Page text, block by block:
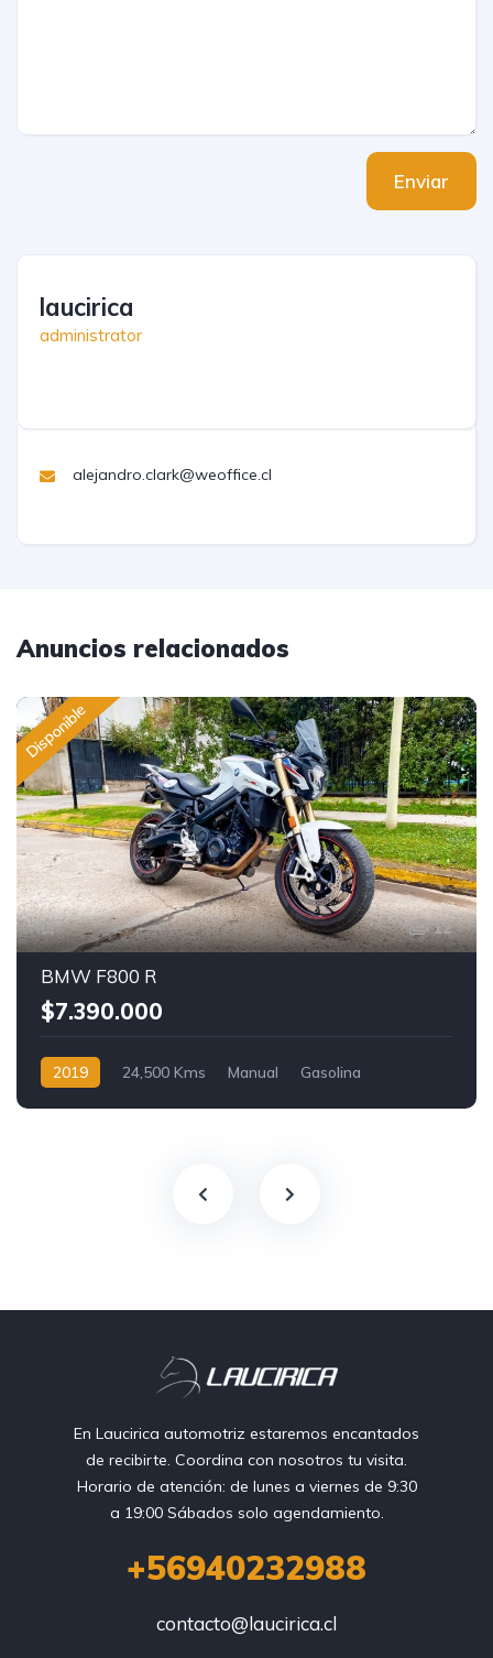
Enviar
laucirica
administrator
alejandro.clark@weoffice.cl
Anuncios relacionados
Disponible
12
BMW F800 R
$7.390.000
2019 24,500 Kms Manual Gasolina
En Laucirica automotriz estaremos encantados
de recibirte. Coordina con nosotros tu visita.
Horario de atención: de lunes a viernes de 9:30
a 19:00 Sábados solo agendamiento.
+56940232988
contacto@laucirica.cl